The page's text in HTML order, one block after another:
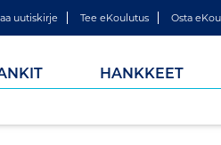
uutiskirje Tee eKoulutus Osta
HANKKEET